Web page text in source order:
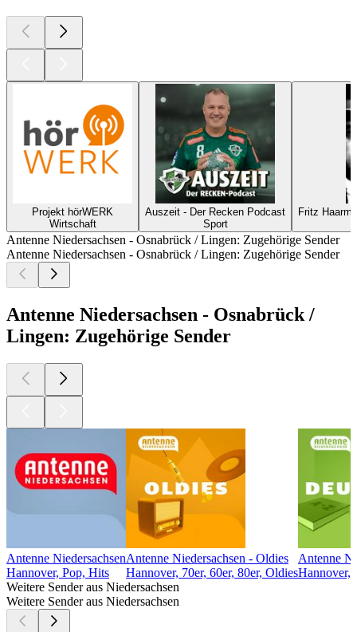
Projekt hörWERK
Wirtschaft
Auszeit - Der Recken Podcast
Sport
Fritz
Antenne Niedersachsen - Osnabrück / Lingen: Zugehörige Sender
Antenne Niedersachsen - Osnabrück / Lingen: Zugehörige Sender
Antenne Niedersachsen - Osnabrück /
Lingen: Zugehörige Sender
Antenne Niedersachsen
Hannover, Pop, Hits
Antenne Niedersachsen - Oldies
Hannover, 70er, 60er, 80er, Oldies
Antenne
Hannover,
Weitere Sender aus Niedersachsen
Weitere Sender aus Niedersachsen